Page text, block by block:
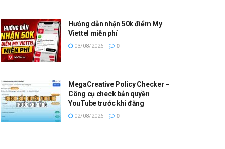
Hướng dẫn nhận 50k điểm My
Viettel miễn phí
03/08/2026 0
MegaCreative Policy Checker –
Công cụ check bản quyền
YouTube trước khi đăng
02/08/2026 0